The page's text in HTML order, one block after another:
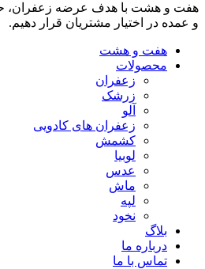
هفت و هشت با هدف عرضه زعفران،
و عمده در اختیار مشتریان قرار دهیم.
هفت و هشت
محصولات
زعفران
زرشک
آلو
زعفران های کادویی
کشمش
لوبیا
عدس
ماش
لپه
نخود
بلاگ
درباره ما
تماس با ما